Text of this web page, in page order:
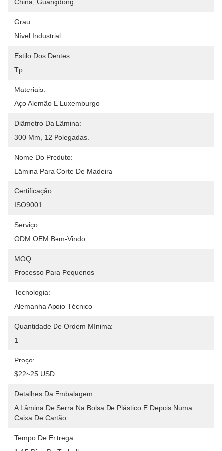
China, Guangdong
Grau:
Nível Industrial
Estilo Dos Dentes:
Tp
Materiais:
Aço Alemão E Luxemburgo
Diâmetro Da Lâmina:
300 Mm, 12 Polegadas.
Nome Do Produto:
Lâmina Para Corte De Madeira
Certificação:
ISO9001
Serviço:
ODM OEM Bem-Vindo
MOQ:
Processo Para Pequenos
Tecnologia:
Alemanha Apoio Técnico
Quantidade De Ordem Mínima:
1
Preço:
$22~25 USD
Detalhes Da Embalagem:
A Lâmina De Serra Na Bolsa De Plástico E Depois Numa
Caixa De Cartão.
Tempo De Entrega: